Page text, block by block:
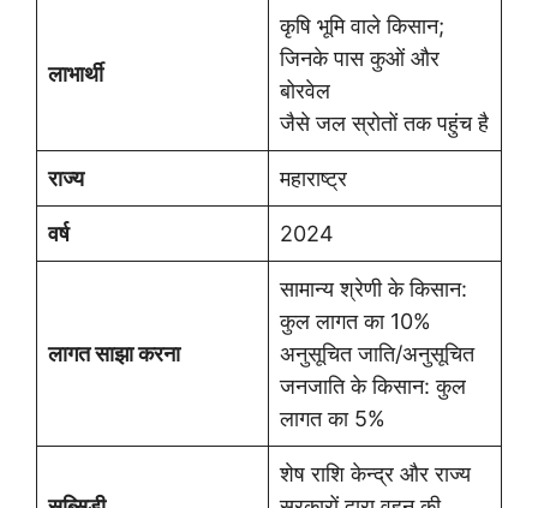
लाभार्थी
कृषि भूमि वाले किसान;
जिनके पास कुओं और
बोरवेल
जैसे जल स्रोतों तक पहुंच है
राज्य महाराष्ट्र
वर्ष 2024
लागत साझा करना
सामान्य श्रेणी के किसान:
कुल लागत का 10%
अनुसूचित जाति/अनुसूचित
जनजाति के किसान: कुल
लागत का 5%
शेष राशि केन्द्र और राज्य